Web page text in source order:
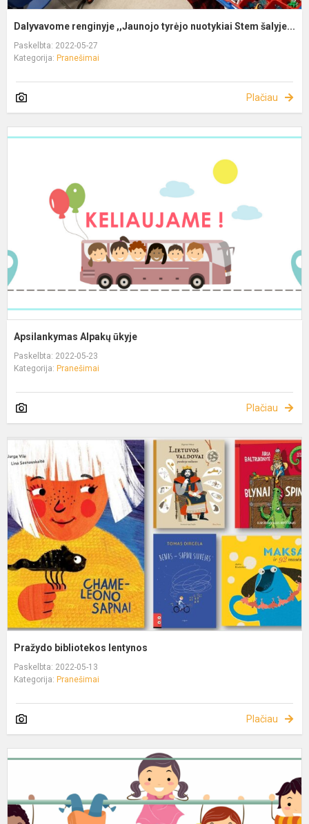
Dalyvavome renginyje ,,Jaunojo tyrėjo nuotykiai Stem šalyje...
Paskelbta: 2022-05-27
Kategorija: Pranešimai
Plačiau
Apsilankymas Alpakų ūkyje
Paskelbta: 2022-05-23
Kategorija: Pranešimai
Plačiau
Pražydo bibliotekos lentynos
Paskelbta: 2022-05-13
Kategorija: Pranešimai
Plačiau